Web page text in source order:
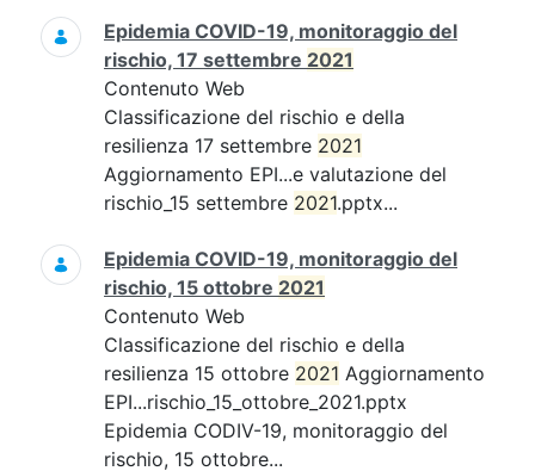
Epidemia COVID-19, monitoraggio del
rischio, 17 settembre 2021
Contenuto Web
Classificazione del rischio e della
resilienza 17 settembre 2021
Aggiornamento EPI...e valutazione del
rischio_15 settembre 2021.pptx...
Epidemia COVID-19, monitoraggio del
rischio, 15 ottobre 2021
Contenuto Web
Classificazione del rischio e della
resilienza 15 ottobre 2021 Aggiornamento
EPI...rischio_15_ottobre_2021.pptx
Epidemia CODIV-19, monitoraggio del
rischio, 15 ottobre...